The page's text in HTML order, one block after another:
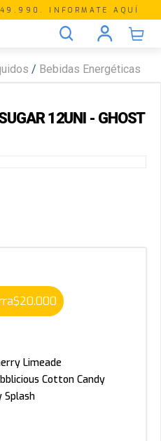
INFORMATE AQUÍ
Bebidas Energéticas
12UNI - GHOST
$20.000
Limeade
Cotton Candy
Splash